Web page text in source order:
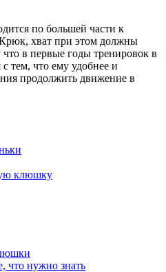
по большей части к
хват при этом должны
в первые годы тренировок в
с тем, что ему удобнее и
продолжить движение в
клюшку
что нужно знать